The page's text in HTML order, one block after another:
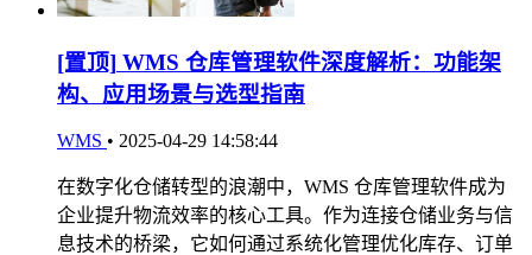
[置顶] WMS 仓库管理软件深度解析：功能架
构、应用场景与选型指南
WMS • 2025-04-29 14:58:44
在数字化仓储转型的浪潮中，WMS 仓库管理软件成为
企业提升物流效率的核心工具。作为连接仓储业务与信
息技术的桥梁，它如何通过系统化管理优化库存、订单